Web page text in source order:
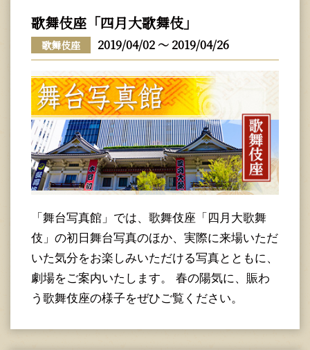
歌舞伎座「四月大歌舞伎」
歌舞伎座 2019/04/02 ～ 2019/04/26
「舞台写真館」では、歌舞伎座「四月大歌舞
伎」の初日舞台写真のほか、実際に来場いただ
いた気分をお楽しみいただける写真とともに、
劇場をご案内いたします。 春の陽気に、賑わ
う歌舞伎座の様子をぜひご覧ください。